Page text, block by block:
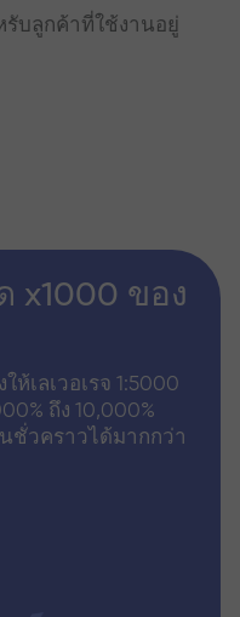
บลูกค้าที่ใช้งานอยู่
x1000 ของ
ห้เลเวอเรจ 1:5000
ถึง 10,000%
วคราวได้มากกว่า